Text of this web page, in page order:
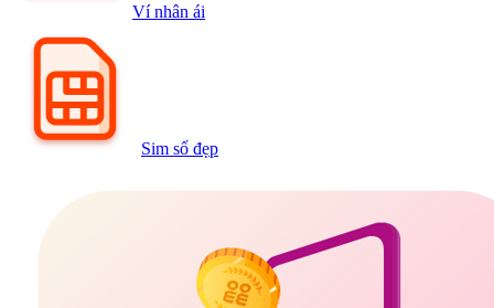
Ví nhân ái
Sim số đẹp